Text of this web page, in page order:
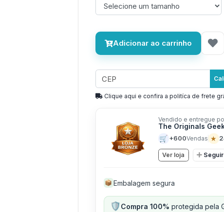
Adicionar ao carrinho
Clique aqui e confira a politíca de frete
Vendido e entregue
The Originals
🛒 +600Vendas ★
Ver loja Seguir
📦 Embalagem segura
🛡️Compra 100% protegida pela